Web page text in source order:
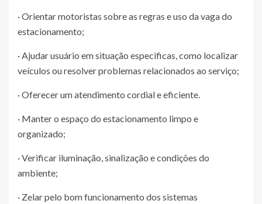
· Orientar motoristas sobre as regras e uso da vaga do
estacionamento;
· Ajudar usuário em situação especificas, como localizar
veículos ou resolver problemas relacionados ao serviço;
· Oferecer um atendimento cordial e eficiente.
· Manter o espaço do estacionamento limpo e
organizado;
· Verificar iluminação, sinalização e condições do
ambiente;
· Zelar pelo bom funcionamento dos sistemas